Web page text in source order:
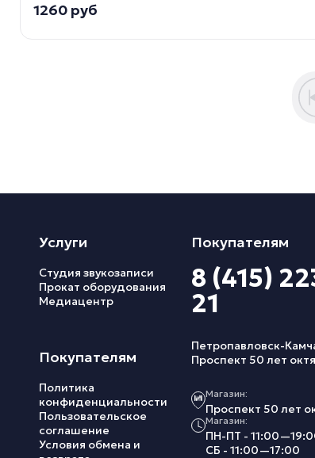
1260 руб
Услуги
Студия звукозаписи
Прокат оборудования
Медиацентр
Покупателям
Политика
конфиденциальности
Пользовательское
соглашение
Условия обмена и
Покупателям
8 (415)
21
Петропавловск-
Проспект 50 лет
Магазин:
Проспект 50 лет
Магазин:
ПН-ПТ -
СБ - 11:00—17:00